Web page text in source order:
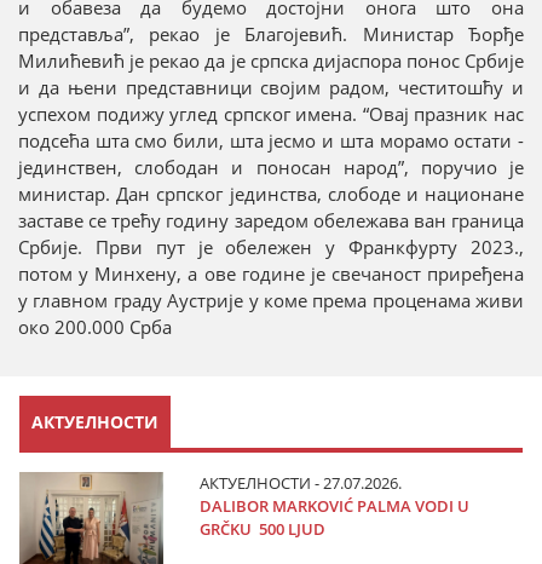
и обавеза да будемо достојни онога што она
представља”, рекао је Благојевић. Министар Ђорђе
Милићевић је рекао да је српска дијаспора понос Србије
и да њени представници својим радом, честитошћу и
успехом подижу углед српског имена. “Овај празник нас
подсећа шта смо били, шта јесмо и шта морамо остати -
јединствен, слободан и поносан народ”, поручио је
министар. Дан српског јединства, слободе и национане
заставе се трећу годину заредом обележава ван граница
Србије. Први пут је обележен у Франкфурту 2023.,
потом у Минхену, а ове године је свечаност приређена
у главном граду Аустрије у коме према проценама живи
око 200.000 Срба
АКТУЕЛНОСТИ
АКТУЕЛНОСТИ - 27.07.2026.
DALIBOR MARKOVIĆ PALMA VODI U
GRČKU 500 LJUD